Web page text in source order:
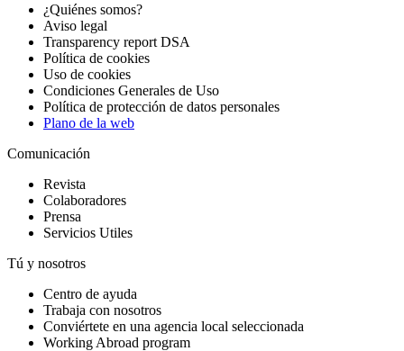
¿Quiénes somos?
Aviso legal
Transparency report DSA
Política de cookies
Uso de cookies
Condiciones Generales de Uso
Política de protección de datos personales
Plano de la web
Comunicación
Revista
Colaboradores
Prensa
Servicios Utiles
Tú y nosotros
Centro de ayuda
Trabaja con nosotros
Conviértete en una agencia local seleccionada
Working Abroad program